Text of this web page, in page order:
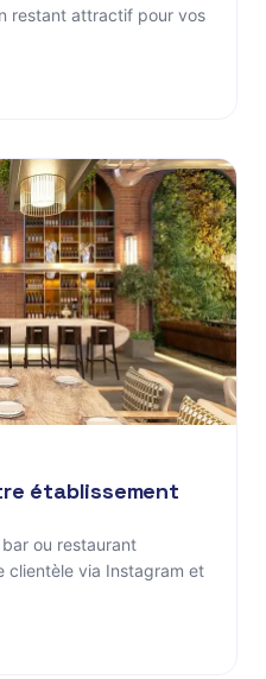
restant attractif pour vos
établissement
ou restaurant
clientèle via Instagram et